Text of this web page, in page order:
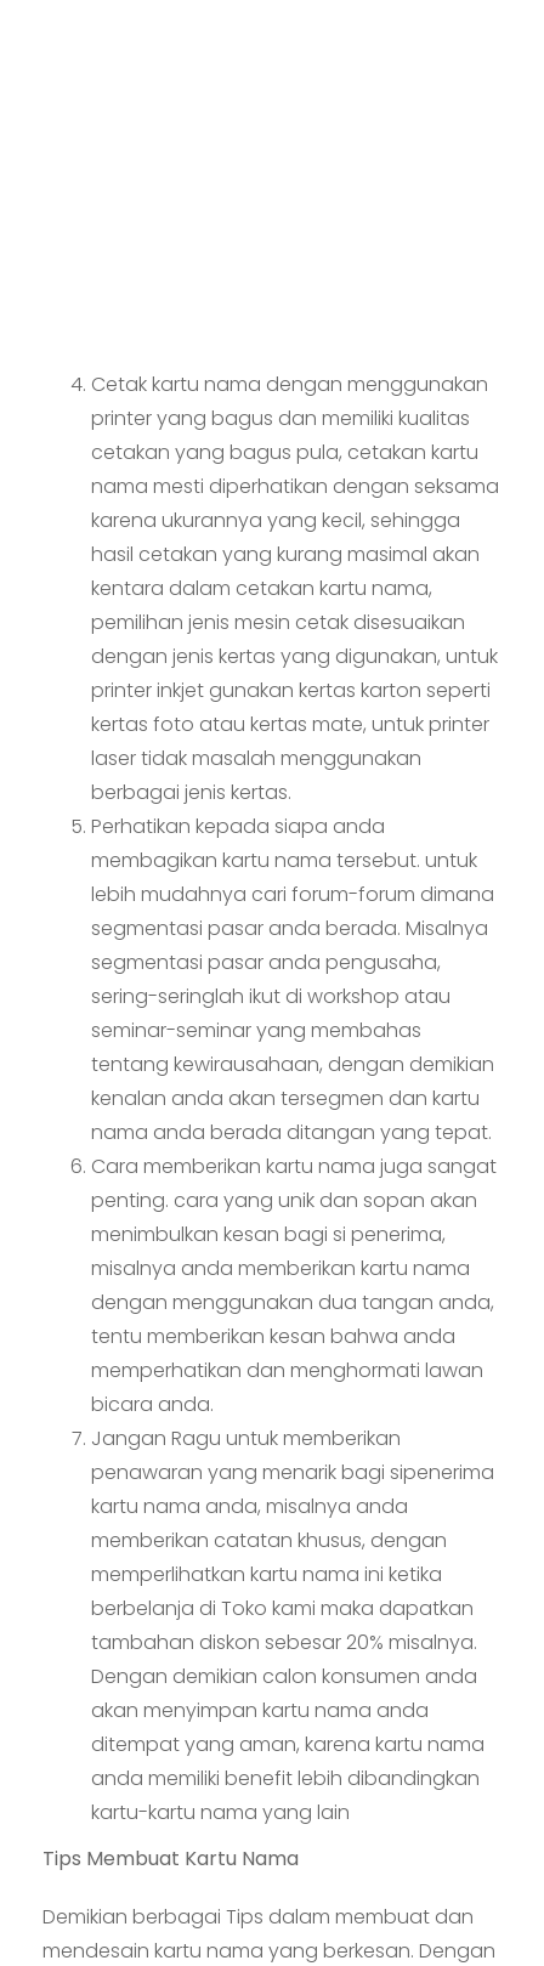
Cetak kartu nama dengan menggunakan
printer yang bagus dan memiliki kualitas
cetakan yang bagus pula, cetakan kartu
nama mesti diperhatikan dengan seksama
karena ukurannya yang kecil, sehingga
hasil cetakan yang kurang masimal akan
kentara dalam cetakan kartu nama,
pemilihan jenis mesin cetak disesuaikan
dengan jenis kertas yang digunakan, untuk
printer inkjet gunakan kertas karton seperti
kertas foto atau kertas mate, untuk printer
laser tidak masalah menggunakan
berbagai jenis kertas.
Perhatikan kepada siapa anda
membagikan kartu nama tersebut. untuk
lebih mudahnya cari forum-forum dimana
segmentasi pasar anda berada. Misalnya
segmentasi pasar anda pengusaha,
sering-seringlah ikut di workshop atau
seminar-seminar yang membahas
tentang kewirausahaan, dengan demikian
kenalan anda akan tersegmen dan kartu
nama anda berada ditangan yang tepat.
Cara memberikan kartu nama juga sangat
penting. cara yang unik dan sopan akan
menimbulkan kesan bagi si penerima,
misalnya anda memberikan kartu nama
dengan menggunakan dua tangan anda,
tentu memberikan kesan bahwa anda
memperhatikan dan menghormati lawan
bicara anda.
Jangan Ragu untuk memberikan
penawaran yang menarik bagi sipenerima
kartu nama anda, misalnya anda
memberikan catatan khusus, dengan
memperlihatkan kartu nama ini ketika
berbelanja di Toko kami maka dapatkan
tambahan diskon sebesar 20% misalnya.
Dengan demikian calon konsumen anda
akan menyimpan kartu nama anda
ditempat yang aman, karena kartu nama
anda memiliki benefit lebih dibandingkan
kartu-kartu nama yang lain
Tips Membuat Kartu Nama
Demikian berbagai Tips dalam membuat dan
mendesain kartu nama yang berkesan. Dengan